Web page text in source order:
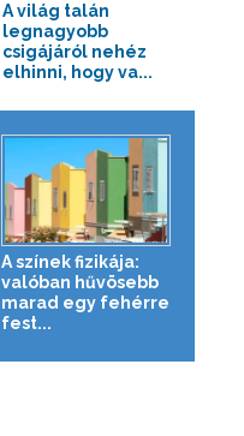
A világ talán
legnagyobb
csigájáról nehéz
elhinni, hogy va...
A színek fizikája:
valóban hűvösebb
marad egy fehérre
fest...